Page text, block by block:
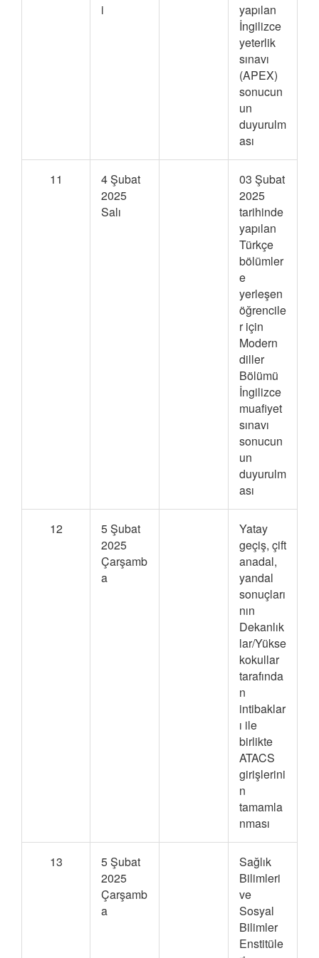
i
yapılan
İngilizce
yeterlik
sınavı
(APEX)
sonucun
un
duyurulm
ası
11
4 Şubat
2025
Salı
03 Şubat
2025
tarihinde
yapılan
Türkçe
bölümler
e
yerleşen
öğrencile
r için
Modern
diller
Bölümü
İngilizce
muafiyet
sınavı
sonucun
un
duyurulm
ası
12
5 Şubat
2025
Çarşamb
a
Yatay
geçiş, çift
anadal,
yandal
sonuçları
nın
Dekanlık
lar/Yükse
kokullar
tarafında
n
intibaklar
ı ile
birlikte
ATACS
girişlerini
n
tamamla
nması
13
5 Şubat
2025
Çarşamb
a
Sağlık
Bilimleri
ve
Sosyal
Bilimler
Enstitüle